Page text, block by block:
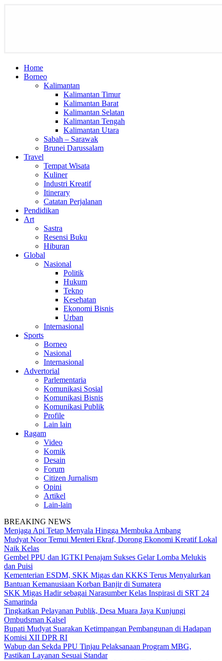
Home
Borneo
Kalimantan
Kalimantan Timur
Kalimantan Barat
Kalimantan Selatan
Kalimantan Tengah
Kalimantan Utara
Sabah – Sarawak
Brunei Darussalam
Travel
Tempat Wisata
Kuliner
Industri Kreatif
Itinerary
Catatan Perjalanan
Pendidikan
Art
Sastra
Resensi Buku
Hiburan
Global
Nasional
Politik
Hukum
Tekno
Kesehatan
Ekonomi Bisnis
Urban
Internasional
Sports
Borneo
Nasional
Internasional
Advertorial
Parlementaria
Komunikasi Sosial
Komunikasi Bisnis
Komunikasi Publik
Profile
Lain lain
Ragam
Video
Komik
Desain
Forum
Citizen Jurnalism
Opini
Artikel
Lain-lain
BREAKING NEWS
Menjaga Api Tetap Menyala Hingga Membuka Ambang
Mudyat Noor Temui Menteri Ekraf, Dorong Ekonomi Kreatif Lokal
Naik Kelas
Gembel PPU dan IGTKI Penajam Sukses Gelar Lomba Melukis
dan Puisi
Kementerian ESDM, SKK Migas dan KKKS Terus Menyalurkan
Bantuan Kemanusiaan Korban Banjir di Sumatera
SKK Migas Hadir sebagai Narasumber Kelas Inspirasi di SRT 24
Samarinda
Tingkatkan Pelayanan Publik, Desa Muara Jaya Kunjungi
Ombudsman Kalsel
Bupati Mudyat Suarakan Ketimpangan Pembangunan di Hadapan
Komisi XII DPR RI
Wabup dan Sekda PPU Tinjau Pelaksanaan Program MBG,
Pastikan Layanan Sesuai Standar